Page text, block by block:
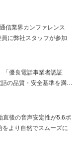
信業界カンファレンス
に弊社スタッフが参加
「優良電話事業者認証
話の品質・安全基準を満…
後の音声安定性が5.6ポ
より自然でスムーズに